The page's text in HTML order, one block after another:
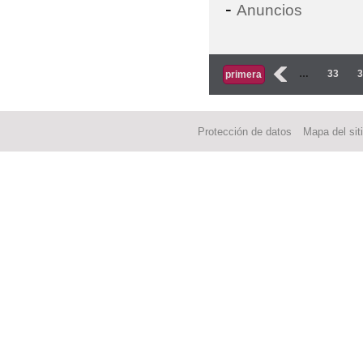
- Anuncios
Páginas
primera ‹ … 33
Protección de datos Mapa del